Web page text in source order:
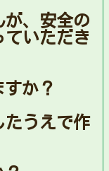
が、安全の
ていただき
か？
たうえで作